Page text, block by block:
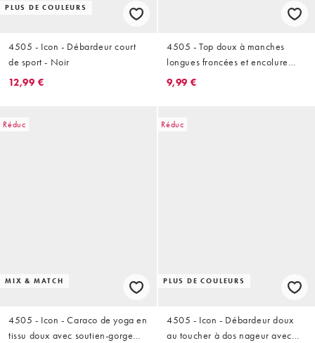
PLUS DE COULEURS
4505 - Icon - Débardeur court
de sport - Noir
12,99 €
4505 - Top doux à manches
longues froncées et encolure
dégagée - Noir
9,99 €
Réduc
MIX & MATCH
4505 - Icon - Caraco de yoga en
tissu doux avec soutien-gorge
Réduc
PLUS DE COULEURS
4505 - Icon - Débardeur doux
au toucher à dos nageur avec